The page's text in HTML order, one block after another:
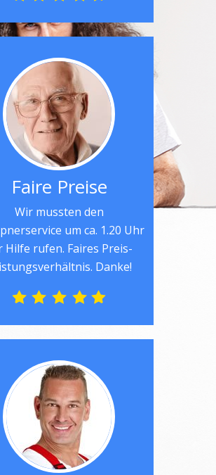
Faire Preise
Wir mussten den
um ca. 1.20 Uhr
Hilfe rufen. Faires Preis-
Danke!